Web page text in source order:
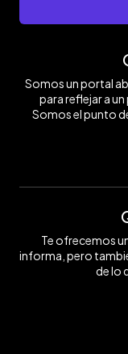
Somos un portal
para reflejar a un
Somos el punto
Te ofrecemos
informa, pero
de lo